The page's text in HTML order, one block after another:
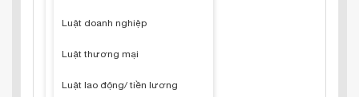
Luật doanh nghiệp
Luật thương mại
Luật lao động/ tiền lương